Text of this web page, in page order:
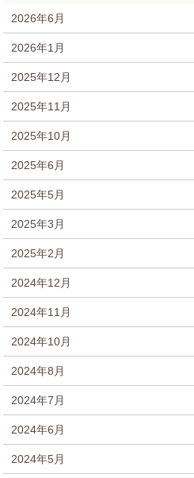
2026年6月
2026年1月
2025年12月
2025年11月
2025年10月
2025年6月
2025年5月
2025年3月
2025年2月
2024年12月
2024年11月
2024年10月
2024年8月
2024年7月
2024年6月
2024年5月